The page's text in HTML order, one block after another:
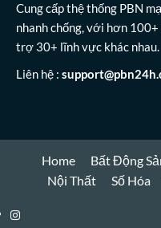
Cung cấp thệ thống PBN
nhanh chống, với hơn
trợ 30+ lĩnh vực khác nhau.
Liên hệ :
Home Bất Động
Nội Thất
Số Hóa
Instagram